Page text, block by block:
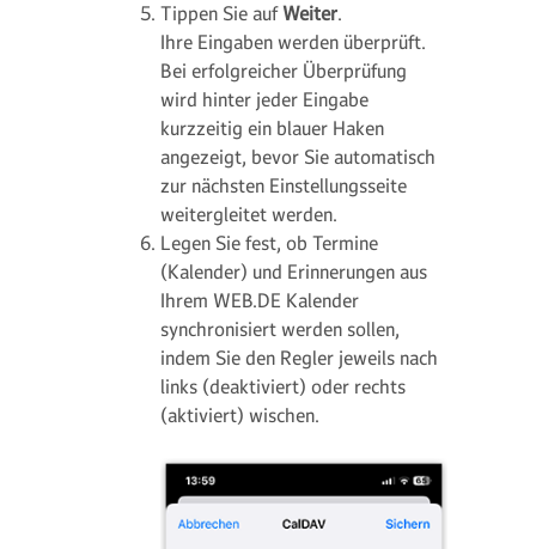
Tippen Sie auf Weiter.
Ihre Eingaben werden überprüft.
Bei erfolgreicher Überprüfung
wird hinter jeder Eingabe
kurzzeitig ein blauer Haken
angezeigt, bevor Sie automatisch
zur nächsten Einstellungsseite
weitergleitet werden.
Legen Sie fest, ob Termine
(Kalender) und Erinnerungen aus
Ihrem WEB.DE Kalender
synchronisiert werden sollen,
indem Sie den Regler jeweils nach
links (deaktiviert) oder rechts
(aktiviert) wischen.